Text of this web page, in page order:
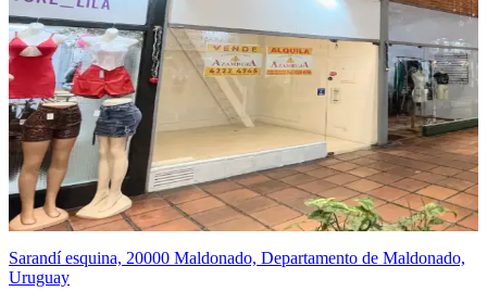
Sarandí esquina, 20000 Maldonado, Departamento de Maldonado,
Uruguay